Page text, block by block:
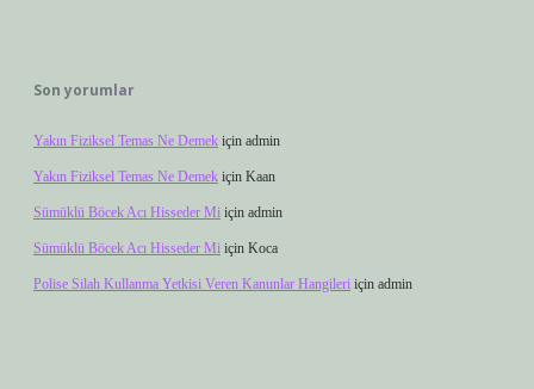
Son yorumlar
Yakın Fiziksel Temas Ne Demek için admin
Yakın Fiziksel Temas Ne Demek için Kaan
Sümüklü Böcek Acı Hisseder Mi için admin
Sümüklü Böcek Acı Hisseder Mi için Koca
Polise Silah Kullanma Yetkisi Veren Kanunlar Hangileri için admin